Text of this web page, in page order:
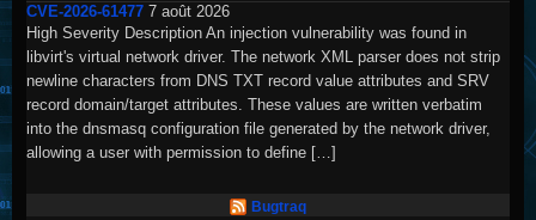
CVE-2026-61477 7 août 2026
High Severity Description An injection vulnerability was found in
libvirt's virtual network driver. The network XML parser does not strip
newline characters from DNS TXT record value attributes and SRV
record domain/target attributes. These values are written verbatim
into the dnsmasq configuration file generated by the network driver,
allowing a user with permission to define […]
Bugtraq